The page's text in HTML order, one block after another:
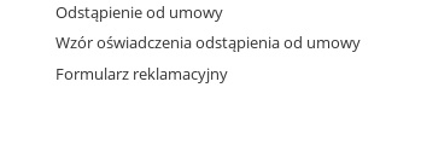
Odstąpienie od umowy
Wzór oświadczenia odstąpienia od umowy
Formularz reklamacyjny